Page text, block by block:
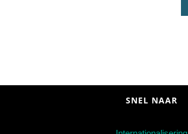
SNEL NAAR